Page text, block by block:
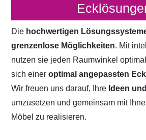
Die hochwertigen
grenzenlose Möglichkeiten. Mit
nutzen sie jeden Raumwinkel
sich eineroptimal angepassten
Wir freuen uns darauf, Ihre Ideen
umzusetzen und gemeinsam mit
Möbel zu realisieren.